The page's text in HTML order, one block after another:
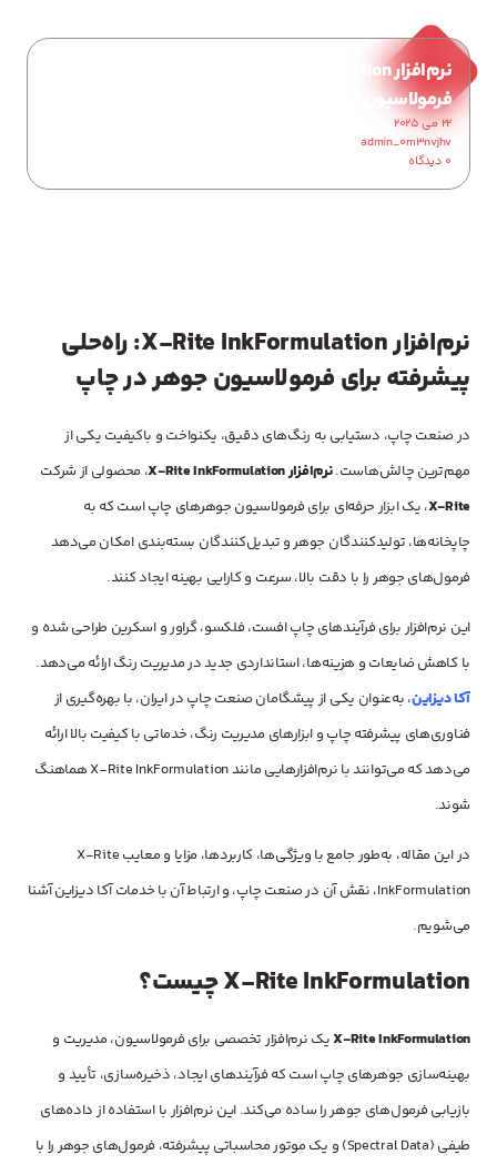
فرمولاسیون جوهر در چاپ
admin_0m3nvjhv
نرم‌افزار X-Rite InkFormulation: راه‌حلی
پیشرفته برای فرمولاسیون جوهر در چاپ
در صنعت چاپ، دستیابی به رنگ‌های دقیق، یکنواخت و باکیفیت یکی از
مهم‌ترین چالش‌هاست.نرم‌افزار X-Rite InkFormulation
، محصولی از شرکت
X-Rite، یک ابزار حرفه‌ای برای فرمولاسیون جوهرهای چاپ است که به
چاپخانه‌ها، تولیدکنندگان جوهر و تبدیل‌کنندگان بسته‌بندی امکان می‌دهد
فرمول‌های جوهر را با دقت بالا، سرعت و کارایی بهینه ایجاد کنند.
این نرم‌افزار برای فرآیندهای چاپ افست، فلکسو، گراور و اسکرین طراحی شده و
با کاهش ضایعات و هزینه‌ها، استانداردی جدید در مدیریت رنگ ارائه می‌دهد.
آکا دیزاین، به‌عنوان یکی از پیشگامان صنعت چاپ در ایران، با بهره‌گیری از
فناوری‌های پیشرفته چاپ و ابزارهای مدیریت رنگ، خدماتی با کیفیت بالا ارائه
می‌دهد که می‌توانند با نرم‌افزارهایی مانند X-Rite InkFormulation هماهنگ
شوند.
در این مقاله، به‌طور جامع با ویژگی‌ها، کاربردها، مزایا و معایب X-Rite
InkFormulation، نقش آن در صنعت چاپ، و ارتباط آن با خدمات آکا دیزاین آشنا
می‌شویم.
X-Rite InkFormulation چیست؟
X-Rite InkFormulationیک نرم‌افزار تخصصی برای فرمولاسیون، مدیریت و
بهینه‌سازی جوهرهای چاپ است که فرآیندهای ایجاد، ذخیره‌سازی، تأیید و
بازیابی فرمول‌های جوهر را ساده می‌کند. این نرم‌افزار با استفاده از داده‌های
طیفی (Spectral Data) و یک موتور محاسباتی پیشرفته، فرمول‌های جوهر را با